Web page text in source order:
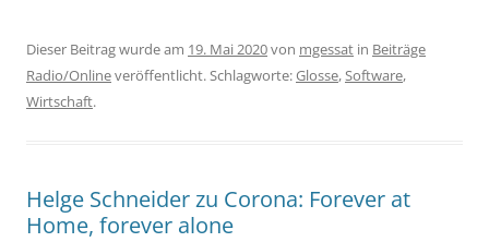
Dieser Beitrag wurde am 19. Mai 2020von mgessat in Beiträge
Radio/Onlineveröffentlicht. Schlagworte:Glosse,Software,
Wirtschaft.
Helge Schneider zu Corona: Forever at
Home, forever alone